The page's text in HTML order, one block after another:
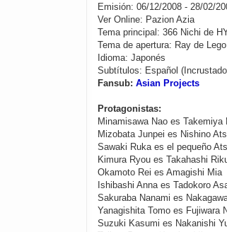
Emisión: 06/12/2008 - 28/02/
Ver Online: Pazion Azia
Tema principal: 366 Nichi de
Tema de apertura: Ray de
Idioma: Japonés
Subtítulos: Español
Fansub: Asian Projects
Protagonistas:
Minamisawa Nao es Takemiya
Mizobata Junpei es Nishino
Sawaki Ruka es el pequeño
Kimura Ryou es Takahashi
Okamoto Rei es Amagishi Mia
Ishibashi Anna es Tadokoro
Sakuraba Nanami es
Yanagishita Tomo es Fujiwara
Suzuki Kasumi es Nakanishi